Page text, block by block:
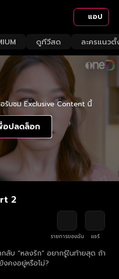
แอป
ดูทีวีสด ละครแนวตั้
อรับชม Exclusive Content นี้
อปลดล็อก
2
รายการของฉัน
แชร์
ลับ “หลงรัก” อยากรู้ในท้ายสุด ถ้า
งคงอยู่หรือไม่?